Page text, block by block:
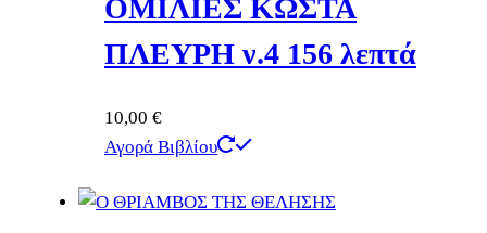
ΟΜΙΛΙΕΣ ΚΩΣΤΑ
ΠΛΕΥΡΗ ν.4 156 λεπτά
10,00 €
Αγορά Βιβλίου